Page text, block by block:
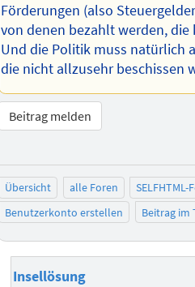
Förderungen (also
von denen bezahlt werden, die
Und die Politik muss natürlich
die nicht allzusehr beschissen
Beitrag melden
Übersicht alle Foren
SELFHTML-
Benutzerkonto erstellen
Beitrag im
Insellösung